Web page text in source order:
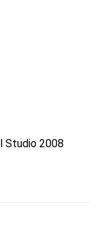
Studio 2008